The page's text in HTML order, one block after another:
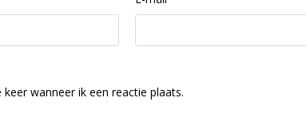
wanneer ik een reactie plaats.